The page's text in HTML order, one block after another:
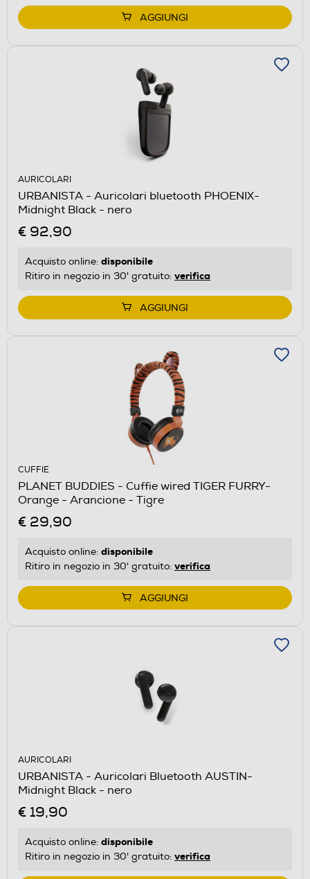
AGGIUNGI
AURICOLARI
URBANISTA - Auricolari bluetooth PHOENIX-
Midnight Black - nero
€ 92,90
Acquisto online: disponibile
Ritiro in negozio in 30' gratuito: verifica
AGGIUNGI
CUFFIE
PLANET BUDDIES - Cuffie wired TIGER FURRY-
Orange - Arancione - Tigre
€ 29,90
Acquisto online: disponibile
Ritiro in negozio in 30' gratuito: verifica
AGGIUNGI
AURICOLARI
URBANISTA - Auricolari Bluetooth AUSTIN-
Midnight Black - nero
€ 19,90
Acquisto online: disponibile
Ritiro in negozio in 30' gratuito: verifica